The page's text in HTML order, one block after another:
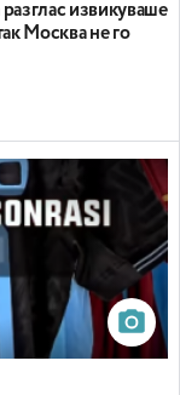
извикуваше
Москва не го